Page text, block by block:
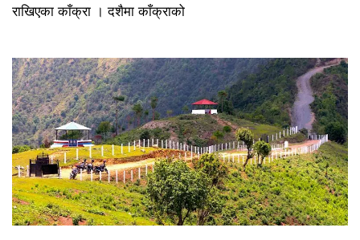
राखिएका काँक्रा । दशैमा काँक्राको